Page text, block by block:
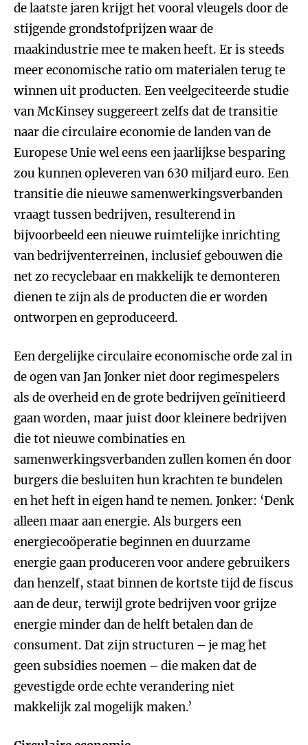
de laatste jaren krijgt het vooral vleugels door de
stijgende grondstofprijzen waar de
maakindustrie mee te maken heeft. Er is steeds
meer economische ratio om materialen terug te
winnen uit producten. Een veelgeciteerde studie
van McKinsey suggereert zelfs dat de transitie
naar die circulaire economie de landen van de
Europese Unie wel eens een jaarlijkse besparing
zou kunnen opleveren van 630 miljard euro. Een
transitie die nieuwe samenwerkingsverbanden
vraagt tussen bedrijven, resulterend in
bijvoorbeeld een nieuwe ruimtelijke inrichting
van bedrijventerreinen, inclusief gebouwen die
net zo recyclebaar en makkelijk te demonteren
dienen te zijn als de producten die er worden
ontworpen en geproduceerd.
Een dergelijke circulaire economische orde zal in
de ogen van Jan Jonker niet door regimespelers
als de overheid en de grote bedrijven geïnitieerd
gaan worden, maar juist door kleinere bedrijven
die tot nieuwe combinaties en
samenwerkingsverbanden zullen komen én door
burgers die besluiten hun krachten te bundelen
en het heft in eigen hand te nemen. Jonker: ‘Denk
alleen maar aan energie. Als burgers een
energiecoöperatie beginnen en duurzame
energie gaan produceren voor andere gebruikers
dan henzelf, staat binnen de kortste tijd de fiscus
aan de deur, terwijl grote bedrijven voor grijze
energie minder dan de helft betalen dan de
consument. Dat zijn structuren – je mag het
geen subsidies noemen – die maken dat de
gevestigde orde echte verandering niet
makkelijk zal mogelijk maken.’